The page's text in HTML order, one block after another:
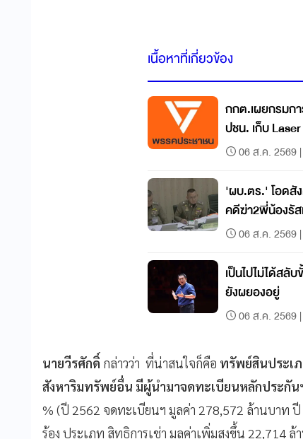
เนื้อหาที่เกี่ยวข้อง
กกต.เผยกรมก
ปชน. เก็บ
06 ส.ค. 2569
'ผบ.ตร.' โอดสั
คดีฆ่า2พี่น้องรัส
06 ส.ค. 2569
เป็นไปไม่ได้สลั
ยังผยองอยู่
06 ส.ค. 2569
นายวีรศักดิ์ กล่าวว่า ที่น่าสนใจก็คือ ทรัพย์สินประเ
สังหาริมทรัพย์อื่น มีผู้นำมาจดทะเบียนหลักประกั
% (ปี 2562 จดทะเบียนฯ มูลค่า 278,572 ล้านบาท
ร้อง ประเภท สิทธิการเช่า มูลค่าเพิ่มสูงขึ้น 22,714